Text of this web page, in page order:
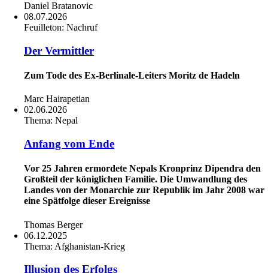
Daniel Bratanovic
08.07.2026
Feuilleton: Nachruf
Der Vermittler
Zum Tode des Ex-Berlinale-Leiters Moritz de Hadeln
Marc Hairapetian
02.06.2026
Thema: Nepal
Anfang vom Ende
Vor 25 Jahren ermordete Nepals Kronprinz Dipendra den
Großteil der königlichen Familie. Die Umwandlung des
Landes von der Monarchie zur Republik im Jahr 2008 war
eine Spätfolge dieser Ereignisse
Thomas Berger
06.12.2025
Thema: Afghanistan-Krieg
Illusion des Erfolgs